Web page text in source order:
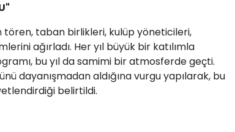
taban birlikleri, kulüp yöneticileri,
ağırladı. Her yıl büyük bir katılımla
bu yıl da samimi bir atmosferde geçti.
dayanışmadan aldığına vurgu yapılarak, bu
belirtildi.